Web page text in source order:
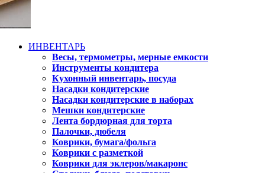
ИНВЕНТАРЬ
Весы, термометры, мерные емкости
Инструменты кондитера
Кухонный инвентарь, посуда
Насадки кондитерские
Насадки кондитерские в наборах
Мешки кондитерские
Лента бордюрная для торта
Палочки, дюбеля
Коврики, бумага/фольга
Коврики с разметкой
Коврики для эклеров/макаронс